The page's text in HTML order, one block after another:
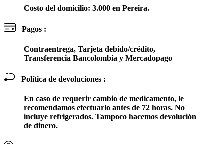
Costo del domicilio: 3.000 en Pereira.
Pagos :
Contraentrega, Tarjeta debido/crédito,
Transferencia Bancolombia y Mercadopago
Política de devoluciones :
En caso de requerir cambio de medicamento, le
recomendamos efectuarlo antes de 72 horas. No
incluye refrigerados. Tampoco hacemos devolución
de dinero.